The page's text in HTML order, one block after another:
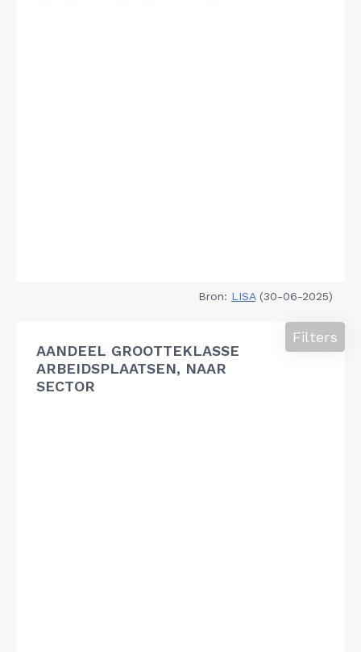
Bron: LISA(30-06-2025)
AANDEEL GROOTTEKLASSE
ARBEIDSPLAATSEN, NAAR
SECTOR
Filters